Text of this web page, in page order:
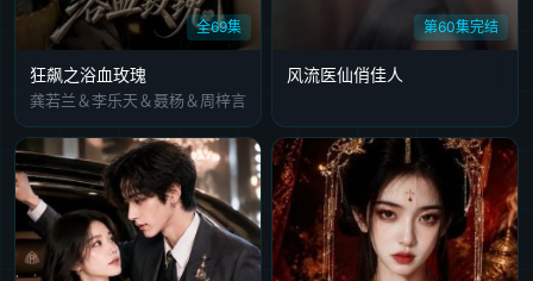
全69集
狂飙之浴血玫瑰
龚若兰＆李乐天＆聂杨＆周梓言
第60集完结
风流医仙俏佳人